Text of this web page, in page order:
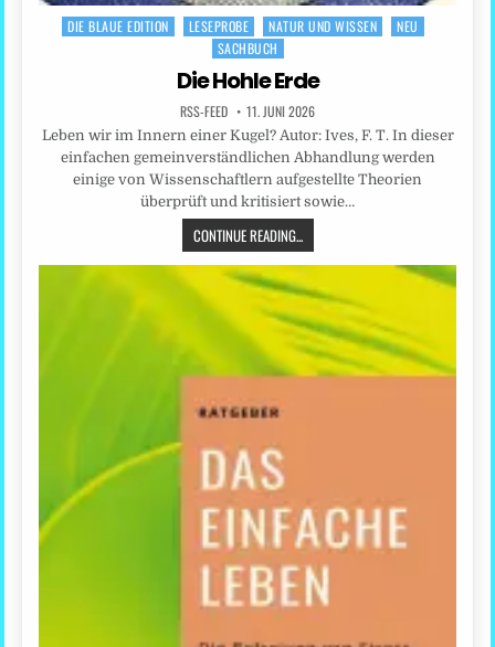
Posted
DIE BLAUE EDITION LESEPROBE NATUR UND WISSEN
NEU
SACHBUCH
Die Hohle Erde
RSS-FEED 11. JUNI 2026
Leben wir im Innern einer Kugel? Autor: Ives, F. T. In dieser
einfachen gemeinverständlichen Abhandlung werden
einige von Wissenschaftlern aufgestellte Theorien
überprüft und kritisiert sowie…
CONTINUE READING...